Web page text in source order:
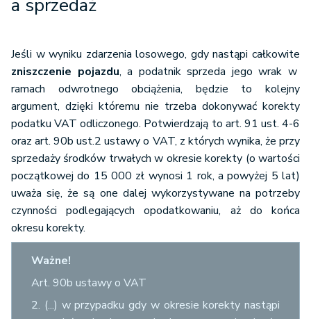
a sprzedaż
Jeśli w wyniku zdarzenia losowego, gdy nastąpi całkowite
zniszczenie pojazdu, a podatnik sprzeda jego wrak w
ramach odwrotnego obciążenia, będzie to kolejny
argument, dzięki któremu nie trzeba dokonywać korekty
podatku VAT odliczonego. Potwierdzają to art. 91 ust. 4-6
oraz art. 90b ust.2 ustawy o VAT, z których wynika, że przy
sprzedaży środków trwałych w okresie korekty (o wartości
początkowej do 15 000 zł wynosi 1 rok, a powyżej 5 lat)
uważa się, że są one dalej wykorzystywane na potrzeby
czynności podlegających opodatkowaniu, aż do końca
okresu korekty.
Ważne!
Art. 90b ustawy o VAT
2. (...) w przypadku gdy w okresie korekty nastąpi